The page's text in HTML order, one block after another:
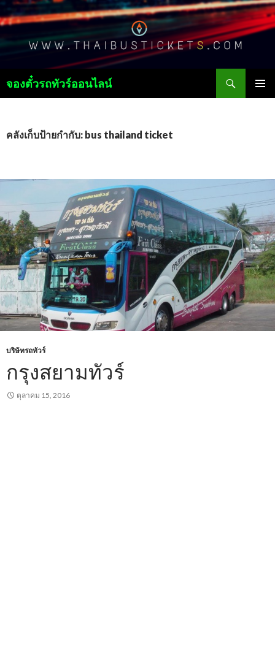
จองตั๋วรถทัวร์ออนไลน์
เนื้อหา
คลังเก็บป้ายกำกับ: bus thailand ticket
บริษัทรถทัวร์
กรุงสยามทัวร์
ตุลาคม 15, 2016